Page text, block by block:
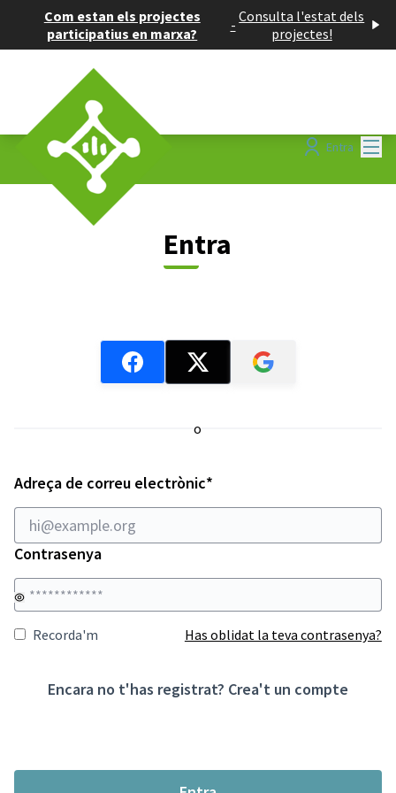
Com estan els projectes
participatius en marxa?
- Consulta l'estat dels
projectes!
Entra
Entra
o
Adreça de correu electrònic*
Contrasenya
Recorda'm Has oblidat la teva contrasenya?
Encara no t'has registrat? Crea't un compte